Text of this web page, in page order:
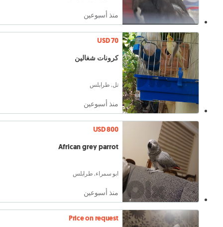
منذ أسبوعين
USD 70
كرونات شغالين
تل, طرابلس
منذ أسبوعين
USD 800
African grey parrot
ابو سمراء, طرابلس
منذ أسبوعين
Price on request